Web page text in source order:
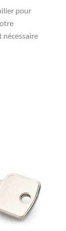
pour
nécessaire